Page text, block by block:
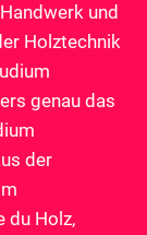
und
Holztechnik
genau das
der
du Holz,